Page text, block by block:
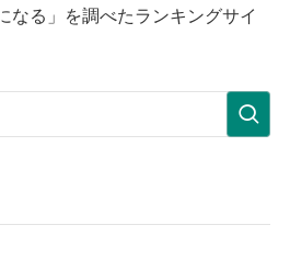
なる」を調べたランキングサイ